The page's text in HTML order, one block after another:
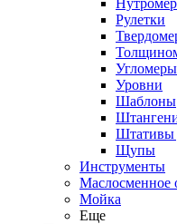
Рулетки
Угломеры
Уровни
Шаблоны
Штативы
Щупы
Инструменты
Маслосменное
Мойка
Еще